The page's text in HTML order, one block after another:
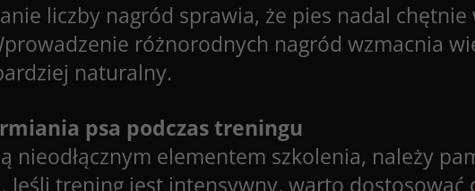
liczby nagród sprawia, że pies nadal chętnie
różnorodnych nagród wzmacnia
naturalny.
psa podczas treningu
nieodłącznym elementem szkolenia, należy
trening jest intensywny, warto